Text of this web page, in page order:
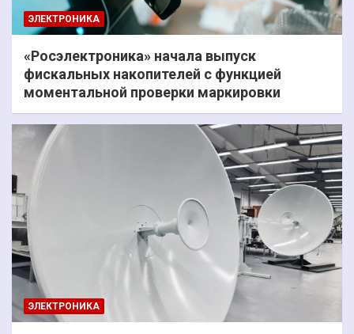
ЭЛЕКТРОНИКА
«Росэлектроника» начала выпуск
фискальных накопителей с функцией
моментальной проверки маркировки
ЭЛЕКТРОНИКА